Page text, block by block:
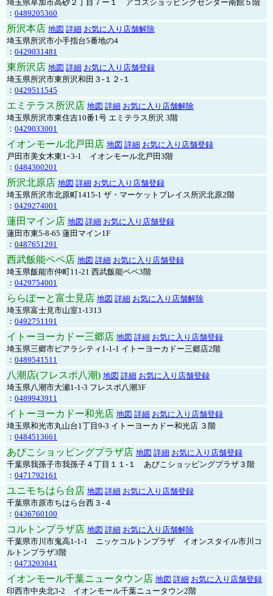
埼玉県草加市高砂２丁目７ー１ アコスショッピングセンター南館５階
： 0489205360
所沢本店 地図 詳細 お気に入り店舗解除
埼玉県所沢市小手指台5番地の4
： 0429031481
東所沢店 地図 詳細 お気に入り店舗登録
埼玉県所沢市東所沢和田３-１２-１
： 0429511545
エミテラス所沢店 地図 詳細 お気に入り店舗解除
埼玉県所沢市東住吉10番1号 エミテラス所沢 3階
： 0429033001
イオンモール北戸田店 地図 詳細 お気に入り店舗登録
戸田市美女木東1ｰ3‐1 イオンモール北戸田3階
： 0484300201
所沢北原店 地図 詳細 お気に入り店舗登録
埼玉県所沢市北原町1415-1 ザ・マーケットプレイス所沢北原2階
： 0429274001
蓮田マイン店 地図 詳細 お気に入り店舗登録
蓮田市東5-8-65 蓮田マイン1F
： 0487651291
西武飯能ペペ店 地図 詳細 お気に入り店舗登録
埼玉県飯能市仲町11-21 西武飯能ペペ3階
： 0429754001
ららぽーと富士見店 地図 詳細 お気に入り店舗解除
埼玉県富士見市山室1-1313
： 0492751191
イトーヨーカドー三郷店 地図 詳細 お気に入り店舗登録
埼玉県三郷市ピアラシティ1-1-1 イトーヨーカドー三郷店2階
： 0489541511
八潮店(フレスポ八潮) 地図 詳細 お気に入り店舗登録
埼玉県八潮市大瀬1-1-3 フレスポ八潮3F
： 0489943911
イトーヨーカドー和光店 地図 詳細 お気に入り店舗登録
埼玉県和光市丸山台1丁目9-3 イトーヨーカドー和光店 ３階
： 0484513661
あびこショッピングプラザ店 地図 詳細 お気に入り店舗登録
千葉県我孫子市我孫子４丁目１１-１ あびこショッピングプラザ３階
： 0471792161
ユニモちはら台店 地図 詳細 お気に入り店舗登録
千葉県市原市ちはら台西３-４
： 0436760100
コルトンプラザ店 地図 詳細 お気に入り店舗解除
千葉県市川市鬼高1-1-1 ニッケコルトンプラザ イオンスタイル市川コ
ルトンプラザ3階
： 0473203041
イオンモール千葉ニュータウン店 地図 詳細 お気に入り店舗登録
印西市中央北3-2 イオンモール千葉ニュータウン2階